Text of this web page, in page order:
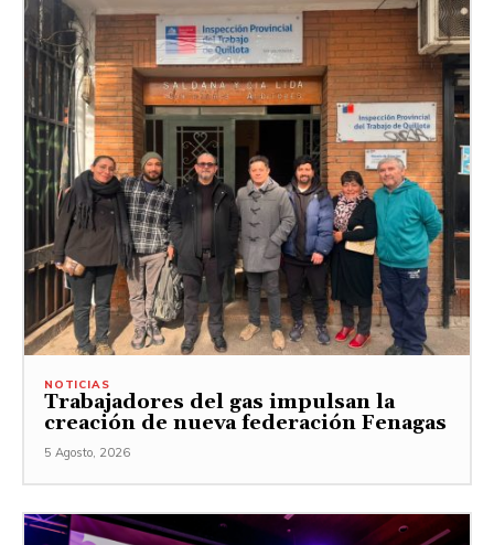
NOTICIAS
Trabajadores del gas impulsan la
creación de nueva federación Fenagas
5 Agosto, 2026